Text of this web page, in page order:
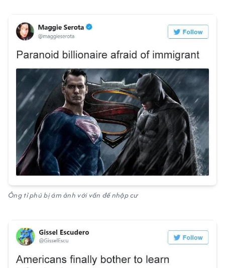
Ông tỉ phú bị ám ảnh với vấn đề nhập cư